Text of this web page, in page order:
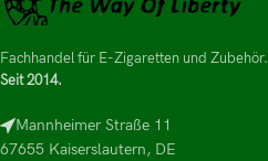
Fachhandel für E-Zigaretten und Zubehör.
Seit 2014.
Mannheimer Straße 11
67655 Kaiserslautern, DE